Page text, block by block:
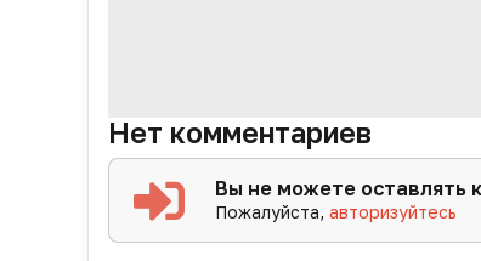
Нет комментариев
Вы не можете оставлять
Пожалуйста,авторизуйтесь